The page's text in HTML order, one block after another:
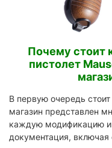
Почему стоит
пистолет
В первую очередь
магазин представлен
каждую модификацию
документация, включая